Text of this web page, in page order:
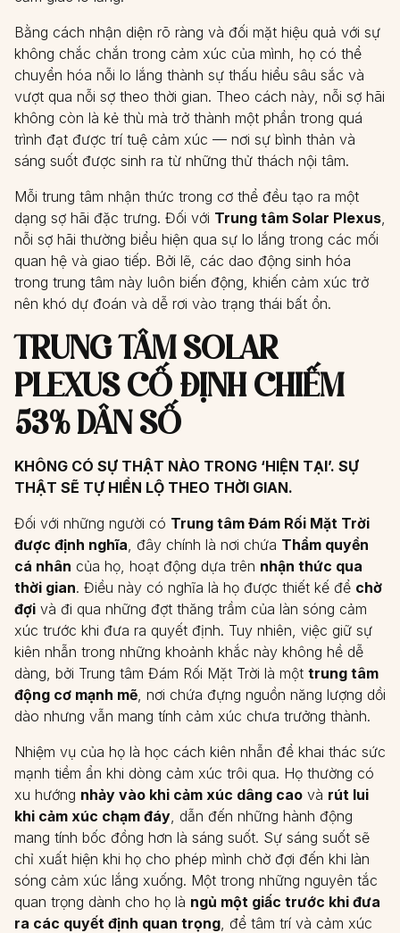
Bằng cách nhận diện rõ ràng và đối mặt hiệu quả với sự
không chắc chắn trong cảm xúc của mình, họ có thể
chuyển hóa nỗi lo lắng thành sự thấu hiểu sâu sắc và
vượt qua nỗi sợ theo thời gian. Theo cách này, nỗi sợ hãi
không còn là kẻ thù mà trở thành một phần trong quá
trình đạt được trí tuệ cảm xúc — nơi sự bình thản và
sáng suốt được sinh ra từ những thử thách nội tâm.
Mỗi trung tâm nhận thức trong cơ thể đều tạo ra một
dạng sợ hãi đặc trưng. Đối với Trung tâm Solar Plexus,
nỗi sợ hãi thường biểu hiện qua sự lo lắng trong các mối
quan hệ và giao tiếp. Bởi lẽ, các dao động sinh hóa
trong trung tâm này luôn biến động, khiến cảm xúc trở
nên khó dự đoán và dễ rơi vào trạng thái bất ổn.
TRUNG TÂM SOLAR
PLEXUS CỐ ĐỊNH CHIẾM
53% DÂN SỐ
KHÔNG CÓ SỰ THẬT NÀO TRONG ‘HIỆN TẠI’. SỰ
THẬT SẼ TỰ HIỂN LỘ THEO THỜI GIAN.
Đối với những người có Trung tâm Đám Rối Mặt Trời
được định nghĩa, đây chính là nơi chứa Thẩm quyền
cá nhân của họ, hoạt động dựa trên nhận thức qua
thời gian. Điều này có nghĩa là họ được thiết kế để chờ
đợi và đi qua những đợt thăng trầm của làn sóng cảm
xúc trước khi đưa ra quyết định. Tuy nhiên, việc giữ sự
kiên nhẫn trong những khoảnh khắc này không hề dễ
dàng, bởi Trung tâm Đám Rối Mặt Trời là một trung tâm
động cơ mạnh mẽ, nơi chứa đựng nguồn năng lượng dồi
dào nhưng vẫn mang tính cảm xúc chưa trưởng thành.
Nhiệm vụ của họ là học cách kiên nhẫn để khai thác sức
mạnh tiềm ẩn khi dòng cảm xúc trôi qua. Họ thường có
xu hướng nhảy vào khi cảm xúc dâng cao và rút lui
khi cảm xúc chạm đáy, dẫn đến những hành động
mang tính bốc đồng hơn là sáng suốt. Sự sáng suốt sẽ
chỉ xuất hiện khi họ cho phép mình chờ đợi đến khi làn
sóng cảm xúc lắng xuống. Một trong những nguyên tắc
quan trọng dành cho họ là ngủ một giấc trước khi đưa
ra các quyết định quan trọng, để tâm trí và cảm xúc